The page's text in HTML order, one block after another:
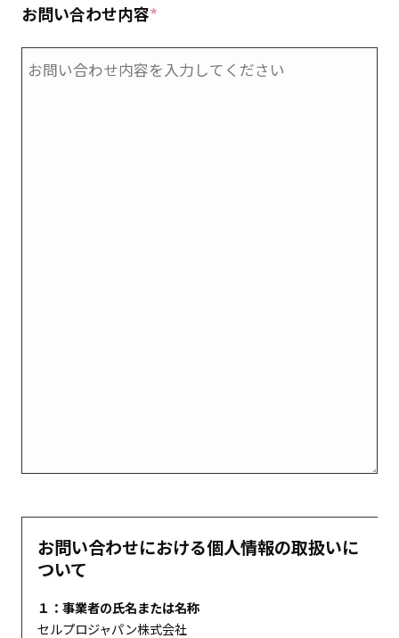
お問い合わせ内容*
お問い合わせにおける個人情報の取扱いに
ついて
１：事業者の氏名または名称
セルプロジャパン株式会社